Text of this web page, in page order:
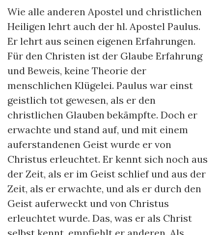
Wie alle anderen Apostel und christlichen
Heiligen lehrt auch der hl. Apostel Paulus.
Er lehrt aus seinen eigenen Erfahrungen.
Für den Christen ist der Glaube Erfahrung
und Beweis, keine Theorie der
menschlichen Klügelei. Paulus war einst
geistlich tot gewesen, als er den
christlichen Glauben bekämpfte. Doch er
erwachte und stand auf, und mit einem
auferstandenen Geist wurde er von
Christus erleuchtet. Er kennt sich noch aus
der Zeit, als er im Geist schlief und aus der
Zeit, als er erwachte, und als er durch den
Geist auferweckt und von Christus
erleuchtet wurde. Das, was er als Christ